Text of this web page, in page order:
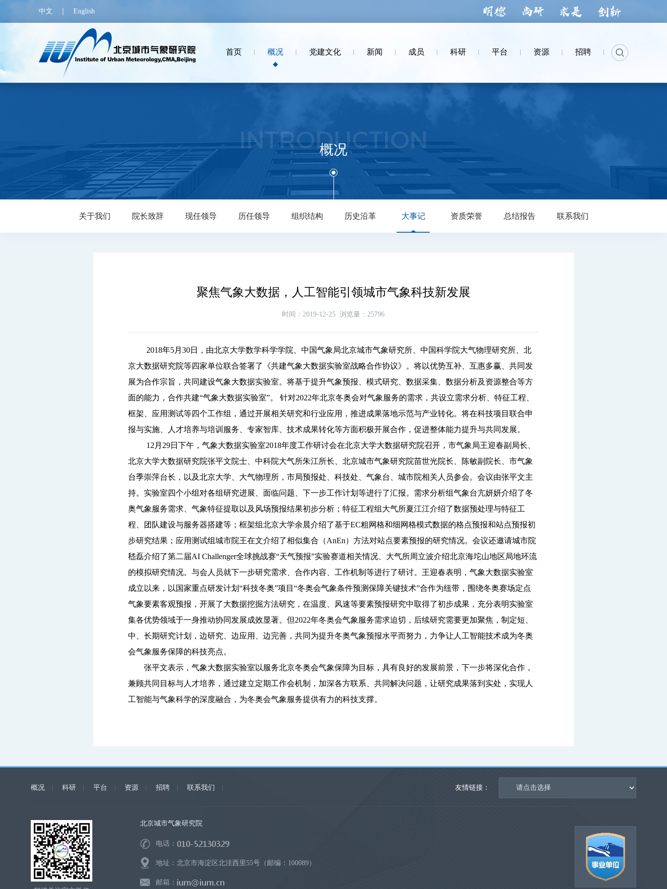
中文 English
首页 概况 党建文化 新闻 成员 科研 平台 资源 招聘
INTRODUCTION
概况
关于我们 院长致辞 现任领导 历任领导 组织结构 历史沿革 大事记 资质荣誉 总结报告 联系我们
聚焦气象大数据，人工智能引领城市气象科技新发展
时间：2019-12-25 浏览量：25796
2018年5月30日，由北京大学数学科学学院、中国气象局北京城市气象研究所、中国科学院大气物理研究所、北
京大数据研究院等四家单位联合签署了《共建气象大数据实验室战略合作协议》。将以优势互补、互惠多赢、共同发
展为合作宗旨，共同建设气象大数据实验室。将基于提升气象预报、模式研究、数据采集、数据分析及资源整合等方
面的能力，合作共建“气象大数据实验室”。 针对2022年北京冬奥会对气象服务的需求，共设立需求分析、特征工程、
框架、应用测试等四个工作组，通过开展相关研究和行业应用，推进成果落地示范与产业转化。将在科技项目联合申
报与实施、人才培养与培训服务、专家智库、技术成果转化等方面积极开展合作，促进整体能力提升与共同发展。
12月29日下午，气象大数据实验室2018年度工作研讨会在北京大学大数据研究院召开，市气象局王迎春副局长、
北京大学大数据研究院张平文院士、中科院大气所朱江所长、北京城市气象研究院苗世光院长、陈敏副院长、市气象
台季崇萍台长，以及北京大学、大气物理所，市局预报处、科技处、气象台、城市院相关人员参会。会议由张平文主
持。实验室四个小组对各组研究进展、面临问题、下一步工作计划等进行了汇报。需求分析组气象台亢妍妍介绍了冬
奥气象服务需求、气象特征提取以及风场预报结果初步分析；特征工程组大气所夏江江介绍了数据预处理与特征工
程、团队建设与服务器搭建等；框架组北京大学余晨介绍了基于EC粗网格和细网格模式数据的格点预报和站点预报初
步研究结果；应用测试组城市院王在文介绍了相似集合（AnEn）方法对站点要素预报的研究情况。会议还邀请城市院
嵇磊介绍了第二届AI Challenger全球挑战赛“天气预报”实验赛道相关情况、大气所周立波介绍北京海坨山地区局地环流
的模拟研究情况。与会人员就下一步研究需求、合作内容、工作机制等进行了研讨。王迎春表明，气象大数据实验室
成立以来，以国家重点研发计划“科技冬奥”项目“冬奥会气象条件预测保障关键技术”合作为纽带，围绕冬奥赛场定点
气象要素客观预报，开展了大数据挖掘方法研究，在温度、风速等要素预报研究中取得了初步成果，充分表明实验室
集各优势领域于一身推动协同发展成效显著。但2022年冬奥会气象服务需求迫切，后续研究需要更加聚焦，制定短、
中、长期研究计划，边研究、边应用、边完善，共同为提升冬奥气象预报水平而努力，力争让人工智能技术成为冬奥
会气象服务保障的科技亮点。
张平文表示，气象大数据实验室以服务北京冬奥会气象保障为目标，具有良好的发展前景，下一步将深化合作，
兼顾共同目标与人才培养，通过建立定期工作会机制，加深各方联系、共同解决问题，让研究成果落到实处，实现人
工智能与气象科学的深度融合，为冬奥会气象服务提供有力的科技支撑。
概况 科研 平台 资源 招聘 联系我们 友情链接：
北京城市气象研究院
电话：
地址：北京市海淀区北洼西里55号（邮编：100089）
邮箱：